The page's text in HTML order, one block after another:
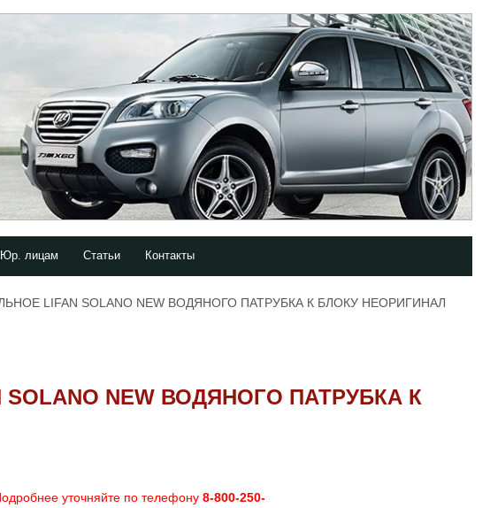
Юр. лицам Статьи Контакты
LIFAN SOLANO NEW ВОДЯНОГО ПАТРУБКА К БЛОКУ НЕОРИГИНАЛ
NEW ВОДЯНОГО ПАТРУБКА К
уточняйте по телефону 8-800-250-